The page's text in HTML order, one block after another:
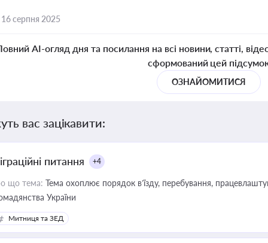
16 серпня 2025
AI-огляд дня та посилання на всі новини, статті,
сформований цей
ОЗНАЙОМИТИСЯ
вас зацікавити:
питання +4
що тема: Тема охоплює порядок в’їзду, перебування,
України
Митниця та ЗЕД